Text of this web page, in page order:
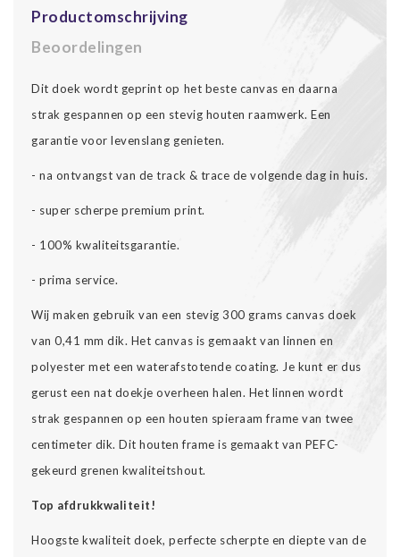
Productomschrijving
Beoordelingen
Dit doek wordt geprint op het beste canvas en daarna
strak gespannen op een stevig houten raamwerk. Een
garantie voor levenslang genieten.
- na ontvangst van de track & trace de volgende dag in huis.
- super scherpe premium print.
- 100% kwaliteitsgarantie.
- prima service.
Wij maken gebruik van een stevig 300 grams canvas doek
van 0,41 mm dik. Het canvas is gemaakt van linnen en
polyester met een waterafstotende coating. Je kunt er dus
gerust een nat doekje overheen halen. Het linnen wordt
strak gespannen op een houten spieraam frame van twee
centimeter dik. Dit houten frame is gemaakt van PEFC-
gekeurd grenen kwaliteitshout.
Top afdrukkwaliteit!
Hoogste kwaliteit doek, perfecte scherpte en diepte van de